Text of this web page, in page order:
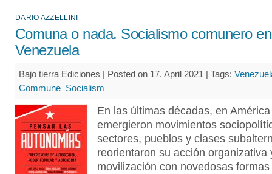
DARIO AZZELLINI
Comuna o nada. Socialismo comunero en
Venezuela
Bajo tierra Ediciones | Posted on 17. April 2021 | Tags:
Commune Socialism
En las últimas décadas, en
emergieron movimientos
sectores, pueblos y clases
reorientaron su acción organizativa
movilización con novedosas formas